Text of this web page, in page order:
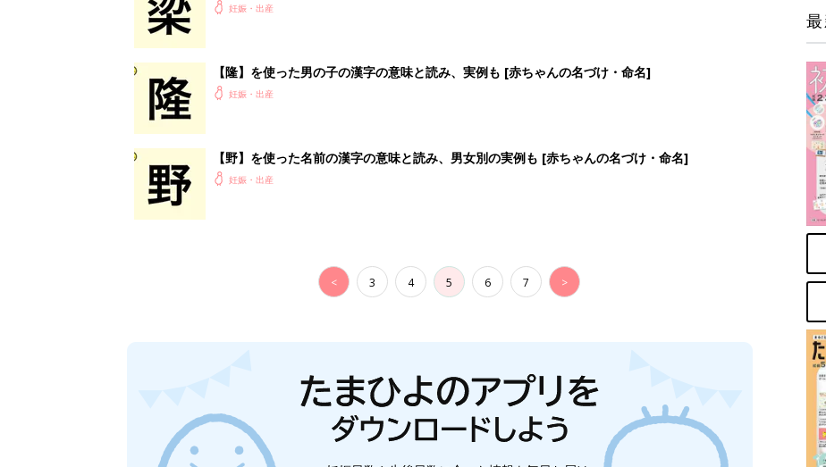
妊娠・出産
【隆】を使った男の子の漢字の意味と読み、実例も [赤ちゃんの名づけ・命名]
妊娠・出産
【野】を使った名前の漢字の意味と読み、男女別の実例も [赤ちゃんの名づけ・命名]
妊娠・出産
< 3 4 5 6 7 >